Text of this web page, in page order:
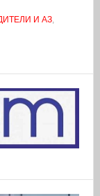
И АЗ,